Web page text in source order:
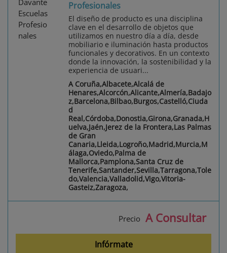
Profesionales
El diseño de producto es una disciplina
clave en el desarrollo de objetos que
utilizamos en nuestro día a día, desde
mobiliario e iluminación hasta productos
funcionales y decorativos. En un contexto
donde la innovación, la sostenibilidad y la
experiencia de usuari...
A Coruña,Albacete,Alcalá de
Henares,Alcorcón,Alicante,Almería,Badajo
z,Barcelona,Bilbao,Burgos,Castelló,Ciuda
d
Real,Córdoba,Donostia,Girona,Granada,H
uelva,Jaén,Jerez de la Frontera,Las Palmas
de Gran
Canaria,Lleida,Logroño,Madrid,Murcia,M
álaga,Oviedo,Palma de
Mallorca,Pamplona,Santa Cruz de
Tenerife,Santander,Sevilla,Tarragona,Tole
do,Valencia,Valladolid,Vigo,Vitoria-
Gasteiz,Zaragoza,
Precio A Consultar
Infórmate